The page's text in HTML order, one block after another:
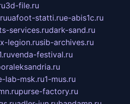
3d-file.ru
uafoot-statti.rue-abis1c.ru
services.rudark-sand.ru
x-legion.rusib-archives.ru
venda-festival.ru
lab-msk.ru1-mus.ru
purse-factory.ru